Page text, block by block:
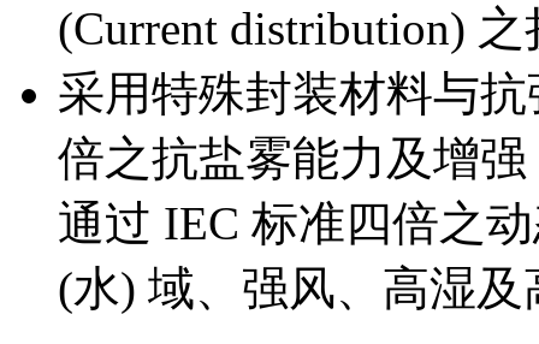
(Current distribution)
采用特殊封装材料与
倍之抗盐雾能力及增
通过 IEC 标准四倍之
(水) 域、强风、高湿